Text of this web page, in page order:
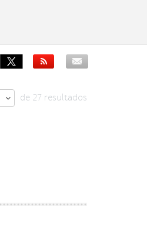

 de 27 resultados